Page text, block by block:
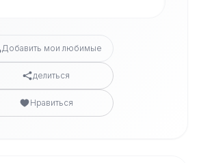
Добавить мои любимые
делиться
Нравиться